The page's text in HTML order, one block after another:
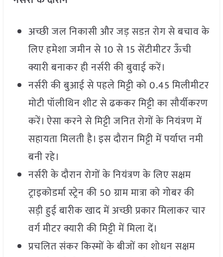
अच्छी जल निकासी और जड़ सडऩ रोग से बचाव के
लिए हमेशा जमीन से 10 से 15 सेंटीमीटर ऊँची
क्यारी बनाकर ही नर्सरी की बुवाई करें।
नर्सरी की बुआई से पहले मिट्टी को 0.45 मिलीमीटर
मोटी पॉलीथिन शीट से ढककर मिट्टी का सौर्यीकरण
करें। ऐसा करने से मिट्टी जनित रोगों के नियंत्रण में
सहायता मिलती है। इस दौरान मिट्टी में पर्याप्त नमी
बनी रहे।
नर्सरी के दौरान रोगों के नियंत्रण के लिए सक्षम
ट्राइकोडर्मा स्ट्रेन की 50 ग्राम मात्रा को गोबर की
सड़ी हुई बारीक खाद में अच्छी प्रकार मिलाकर चार
वर्ग मीटर क्यारी की मिट्टी में मिला दें।
प्रचलित संकर किस्मों के बीजों का शोधन सक्षम